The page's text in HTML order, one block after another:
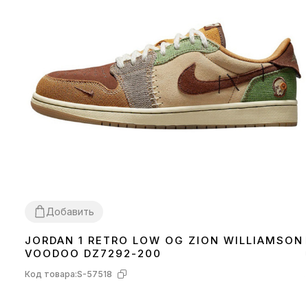
Добавить
36373839 4041 42434445
JORDAN 1 RETRO LOW OG ZION WILLIAMSON
VOODOO DZ7292-200
Код товара:S-57518